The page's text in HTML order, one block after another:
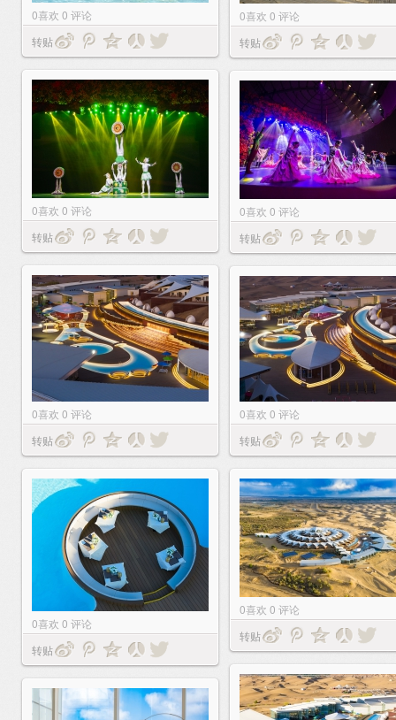
0喜欢 0 评论
转贴
0喜欢 0 评论
转贴
0喜欢 0 评论
转贴
0喜欢 0 评论
转贴
0喜欢 0 评论
转贴
0喜欢 0 评论
转贴
0喜欢 0 评论
转贴
0喜欢 0 评论
转贴